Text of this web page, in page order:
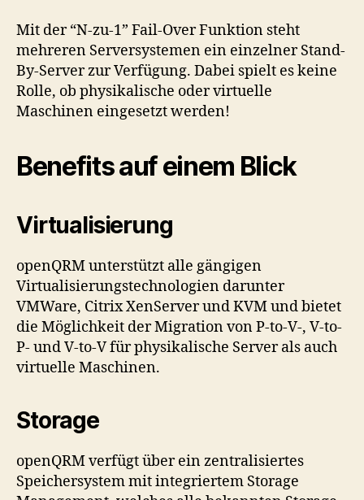
Mit der “N-zu-1” Fail-Over Funktion steht
mehreren Serversystemen ein einzelner Stand-
By-Server zur Verfügung. Dabei spielt es keine
Rolle, ob physikalische oder virtuelle
Maschinen eingesetzt werden!
Benefits auf einem Blick
Virtualisierung
openQRM unterstützt alle gängigen
Virtualisierungstechnologien darunter
VMWare, Citrix XenServer und KVM und bietet
die Möglichkeit der Migration von P-to-V-, V-to-
P- und V-to-V für physikalische Server als auch
virtuelle Maschinen.
Storage
openQRM verfügt über ein zentralisiertes
Speichersystem mit integriertem Storage